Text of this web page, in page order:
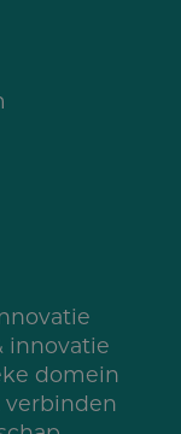
innovatie
domein
verbinden